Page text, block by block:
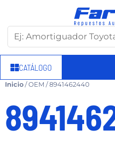
CATÁLOGO
Inicio/ OEM / 8941462440